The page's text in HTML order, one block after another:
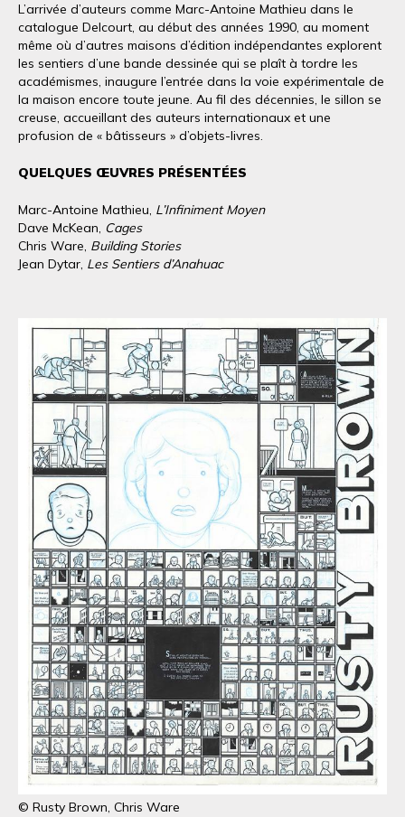
L’arrivée d’auteurs comme Marc-Antoine Mathieu dans le
catalogue Delcourt, au début des années 1990, au moment
même où d’autres maisons d’édition indépendantes explorent
les sentiers d’une bande dessinée qui se plaît à tordre les
académismes, inaugure l’entrée dans la voie expérimentale de
la maison encore toute jeune. Au fil des décennies, le sillon se
creuse, accueillant des auteurs internationaux et une
profusion de « bâtisseurs » d’objets-livres.
QUELQUES ŒUVRES PRÉSENTÉES
Marc-Antoine Mathieu, L’Infiniment Moyen
Dave McKean, Cages
Chris Ware, Building Stories
Jean Dytar, Les Sentiers d’Anahuac
© Rusty Brown, Chris Ware